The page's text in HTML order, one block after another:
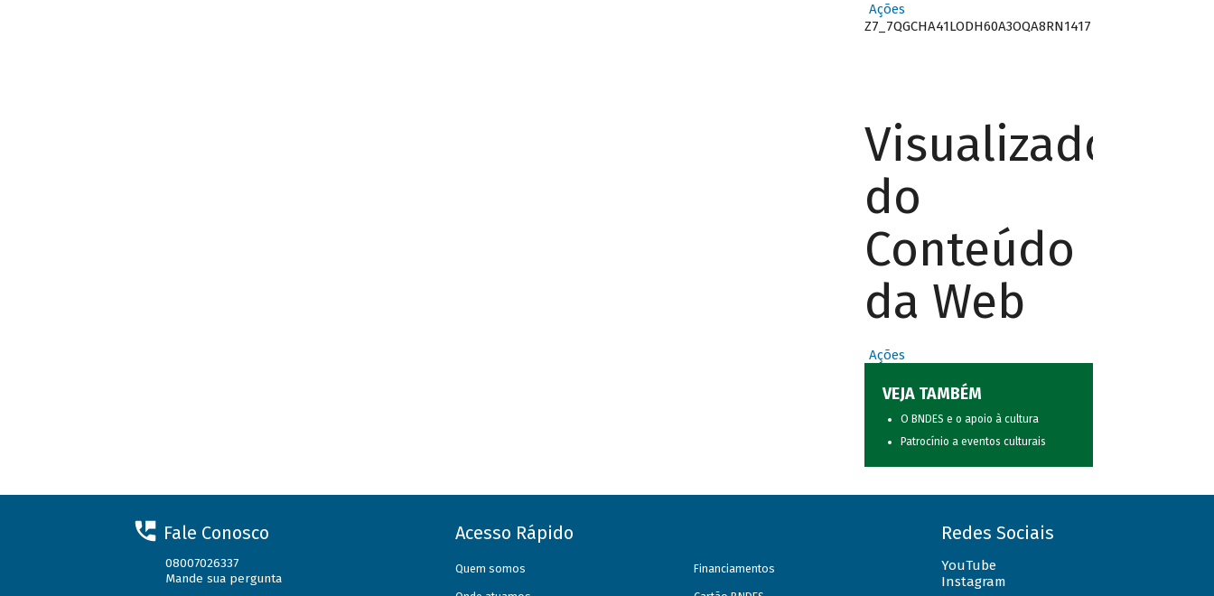
Ações
Z7_7QGCHA41LODH60A3OQA8RN1417
Visualizador
do
Conteúdo
da Web
Ações
VEJA TAMBÉM
O BNDES e o apoio à cultura
Patrocínio a eventos culturais
Fale Conosco
08007026337
Mande sua pergunta
Acesso Rápido
Quem somos Financiamentos
Redes Sociais
YouTube
Instagram